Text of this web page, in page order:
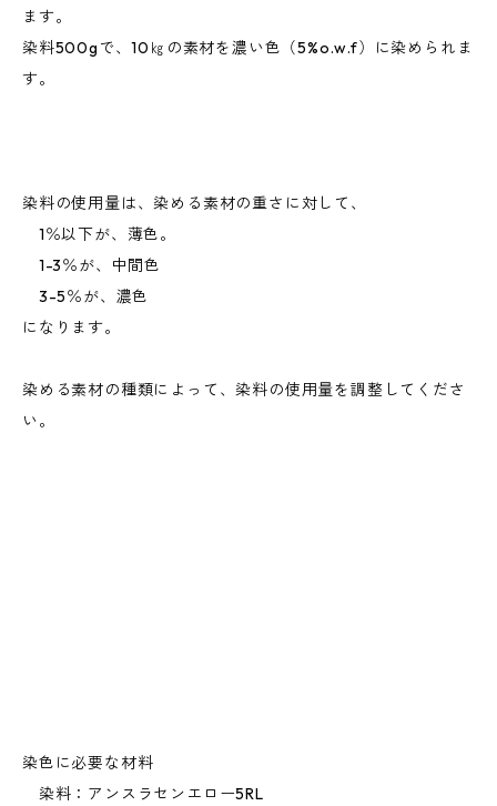
ます。
染料500gで、10㎏の素材を濃い色（5%o.w.f）に染められま
す。
染料の使用量は、染める素材の重さに対して、
1％以下が、薄色。
1-3％が、中間色
3-5％が、濃色
になります。
染める素材の種類によって、染料の使用量を調整してくださ
い。
染色に必要な材料
染料：アンスラセンエロー5RL